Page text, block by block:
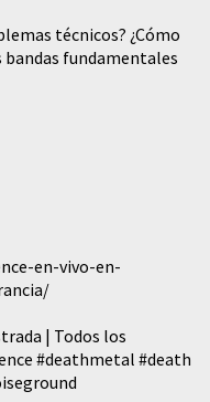
técnicos? ¿Cómo
bandas fundamentales
en-vivo-en-
| Todos los
#deathmetal #death